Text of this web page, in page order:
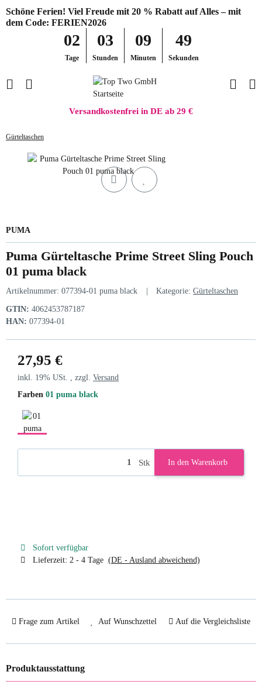
Schöne Ferien! Viel Freude mit 20 % Rabatt auf Alles – mit
dem Code: FERIEN2026
02
Tage
03
Stunden
09
Minuten
49
Sekunden
Versandkostenfrei in DE ab 29 €
Gürteltaschen
PUMA
Puma Gürteltasche Prime Street Sling Pouch
01 puma black
Artikelnummer: 077394-01 puma black Kategorie: Gürteltaschen
GTIN: 4062453787187
HAN: 077394-01
27,95 €
inkl. 19% USt. , zzgl. Versand
Farben 01 puma black
Stk In den Warenkorb
Sofort verfügbar
Lieferzeit: 2 - 4 Tage (DE - Ausland abweichend)
Frage zum Artikel Auf Wunschzettel Auf die Vergleichsliste
Produktausstattung